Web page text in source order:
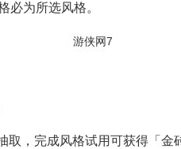
必为所选风格。
，完成风格试用可获得「金